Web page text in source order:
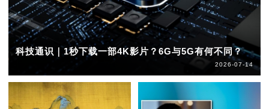
科技通识｜1秒下载一部4K影片？6G与5G有何不同？
2026-07-14